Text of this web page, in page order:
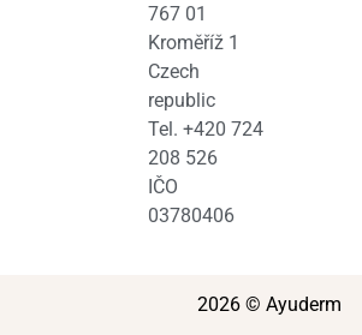
767 01
Kroměříž 1
Czech
republic
Tel. +420 724
208 526
IČO
03780406
2026 © Ayuderm